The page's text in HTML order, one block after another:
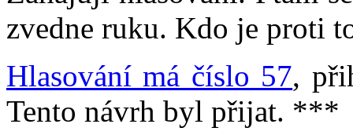
zvedne ruku. Kdo je proti
Hlasování má číslo 57,
Tento návrh byl přijat. ***